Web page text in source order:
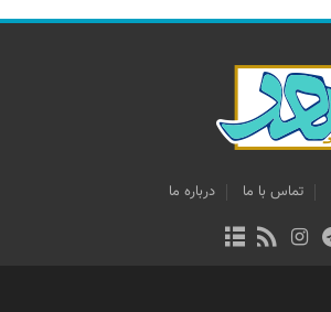
تماس با ما درباره ما